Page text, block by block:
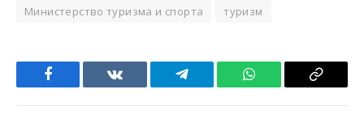
Министерство туризма и спорта
туризм
Facebook VKontakteTelegram WhatsApp Copy